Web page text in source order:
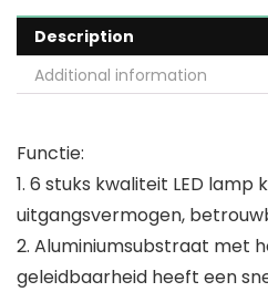
Description
Additional information
Functie:
1. 6 stuks kwaliteit LED lamp
uitgangsvermogen,
2. Aluminiumsubstraat met
geleidbaarheid heeft een